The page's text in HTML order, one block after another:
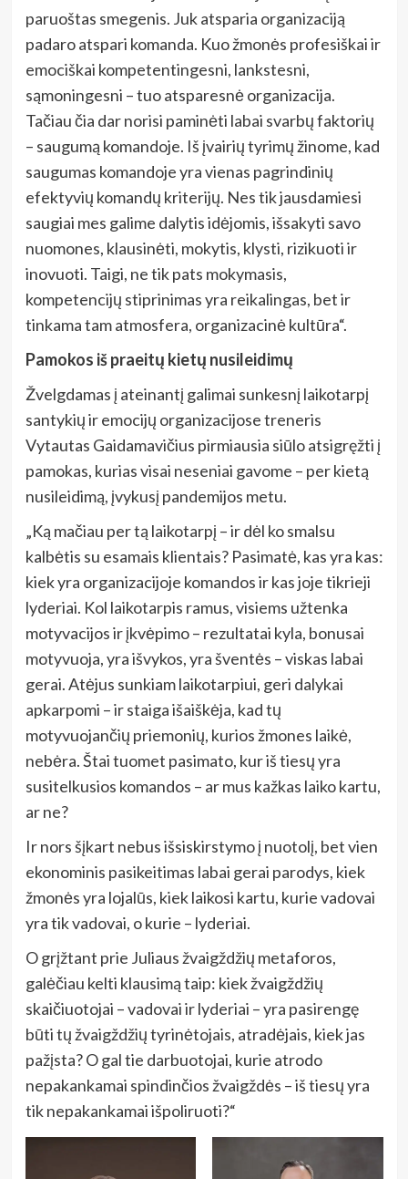
paruoštas smegenis. Juk atsparia organizaciją
padaro atspari komanda. Kuo žmonės profesiškai ir
emociškai kompetentingesni, lankstesni,
sąmoningesni – tuo atsparesnė organizacija.
Tačiau čia dar norisi paminėti labai svarbų faktorių
– saugumą komandoje. Iš įvairių tyrimų žinome, kad
saugumas komandoje yra vienas pagrindinių
efektyvių komandų kriterijų. Nes tik jausdamiesi
saugiai mes galime dalytis idėjomis, išsakyti savo
nuomones, klausinėti, mokytis, klysti, rizikuoti ir
inovuoti. Taigi, ne tik pats mokymasis,
kompetencijų stiprinimas yra reikalingas, bet ir
tinkama tam atmosfera, organizacinė kultūra“.
Pamokos iš praeitų kietų nusileidimų
Žvelgdamas į ateinantį galimai sunkesnį laikotarpį
santykių ir emocijų organizacijose treneris
Vytautas Gaidamavičius pirmiausia siūlo atsigręžti į
pamokas, kurias visai neseniai gavome – per kietą
nusileidimą, įvykusį pandemijos metu.
„Ką mačiau per tą laikotarpį – ir dėl ko smalsu
kalbėtis su esamais klientais? Pasimatė, kas yra kas:
kiek yra organizacijoje komandos ir kas joje tikrieji
lyderiai. Kol laikotarpis ramus, visiems užtenka
motyvacijos ir įkvėpimo – rezultatai kyla, bonusai
motyvuoja, yra išvykos, yra šventės – viskas labai
gerai. Atėjus sunkiam laikotarpiui, geri dalykai
apkarpomi – ir staiga išaiškėja, kad tų
motyvuojančių priemonių, kurios žmones laikė,
nebėra. Štai tuomet pasimato, kur iš tiesų yra
susitelkusios komandos – ar mus kažkas laiko kartu,
ar ne?
Ir nors šįkart nebus išsiskirstymo į nuotolį, bet vien
ekonominis pasikeitimas labai gerai parodys, kiek
žmonės yra lojalūs, kiek laikosi kartu, kurie vadovai
yra tik vadovai, o kurie – lyderiai.
O grįžtant prie Juliaus žvaigždžių metaforos,
galėčiau kelti klausimą taip: kiek žvaigždžių
skaičiuotojai – vadovai ir lyderiai – yra pasirengę
būti tų žvaigždžių tyrinėtojais, atradėjais, kiek jas
pažįsta? O gal tie darbuotojai, kurie atrodo
nepakankamai spindinčios žvaigždės – iš tiesų yra
tik nepakankamai išpoliruoti?“